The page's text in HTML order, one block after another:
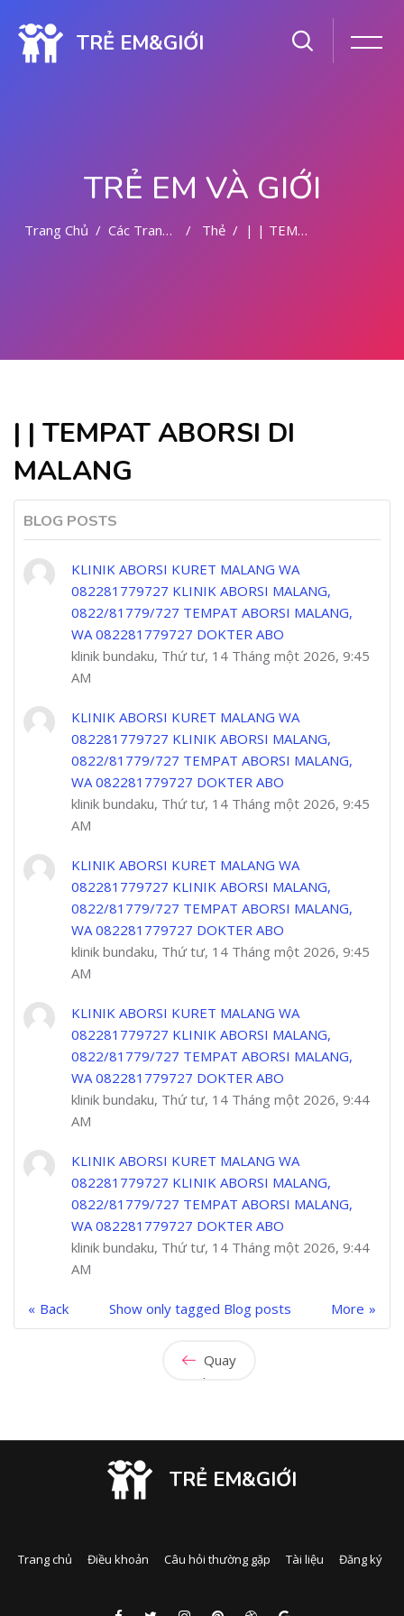
TRẺ EM&GIỚI
TRẺ EM VÀ GIỚI
Trang Chủ Các Trang Của Hệ Thống Thẻ | | TEMPAT ABORSI DI MALANG
| | TEMPAT ABORSI DI
MALANG
BLOG POSTS
KLINIK ABORSI KURET MALANG WA
082281779727 KLINIK ABORSI MALANG,
0822/81779/727 TEMPAT ABORSI MALANG,
WA 082281779727 DOKTER ABO
klinik bundaku, Thứ tư, 14 Tháng một 2026, 9:45
AM
KLINIK ABORSI KURET MALANG WA
082281779727 KLINIK ABORSI MALANG,
0822/81779/727 TEMPAT ABORSI MALANG,
WA 082281779727 DOKTER ABO
klinik bundaku, Thứ tư, 14 Tháng một 2026, 9:45
AM
KLINIK ABORSI KURET MALANG WA
082281779727 KLINIK ABORSI MALANG,
0822/81779/727 TEMPAT ABORSI MALANG,
WA 082281779727 DOKTER ABO
klinik bundaku, Thứ tư, 14 Tháng một 2026, 9:45
AM
KLINIK ABORSI KURET MALANG WA
082281779727 KLINIK ABORSI MALANG,
0822/81779/727 TEMPAT ABORSI MALANG,
WA 082281779727 DOKTER ABO
klinik bundaku, Thứ tư, 14 Tháng một 2026, 9:44
AM
KLINIK ABORSI KURET MALANG WA
082281779727 KLINIK ABORSI MALANG,
0822/81779/727 TEMPAT ABORSI MALANG,
WA 082281779727 DOKTER ABO
klinik bundaku, Thứ tư, 14 Tháng một 2026, 9:44
AM
Back More
Show only tagged Blog posts
Quay
lại
TRẺ EM&GIỚI
Trang chủ Điều khoản Câu hỏi thường gặp Tài liệu Đăng ký